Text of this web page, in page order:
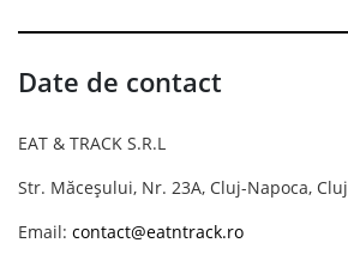
Date de contact
EAT & TRACK S.R.L
Str. Măceșului, Nr. 23A, Cluj-Napoca, Cluj
Email: contact@eatntrack.ro